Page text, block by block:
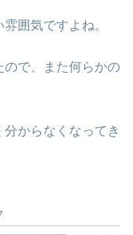
囲気ですよね。
ので、また何らかの
からなくなってき